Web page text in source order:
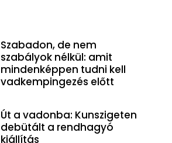
Szabadon, de nem
szabályok nélkül: amit
mindenképpen tudni kell
vadkempingezés előtt
Út a vadonba: Kunszigeten
debütált a rendhagyó
kiállítás